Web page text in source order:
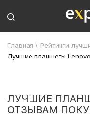
Главная \ Рейтинги
Лучшие планшеты
ЛУЧШИЕ
ОТЗЫВАМ